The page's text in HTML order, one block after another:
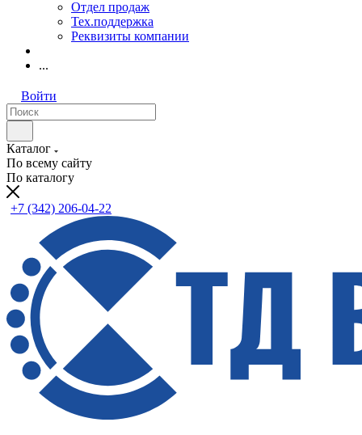
Отдел продаж
Тех.поддержка
Реквизиты компании
...
Войти
Каталог
По всему сайту
По каталогу
+7 (342) 206-04-22